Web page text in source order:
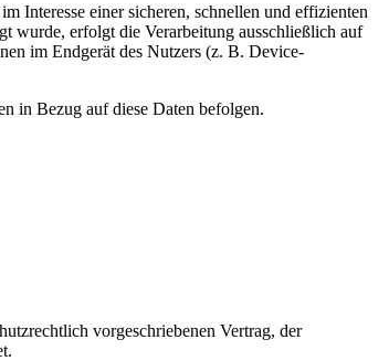
Interesse einer sicheren, schnellen und effizienten
wurde, erfolgt die Verarbeitung ausschließlich auf
im Endgerät des Nutzers (z. B. Device-
in Bezug auf diese Daten befolgen.
vorgeschriebenen Vertrag, der